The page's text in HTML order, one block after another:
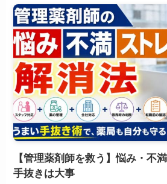
【管理薬剤師を救う】悩み・不
手抜きは大事